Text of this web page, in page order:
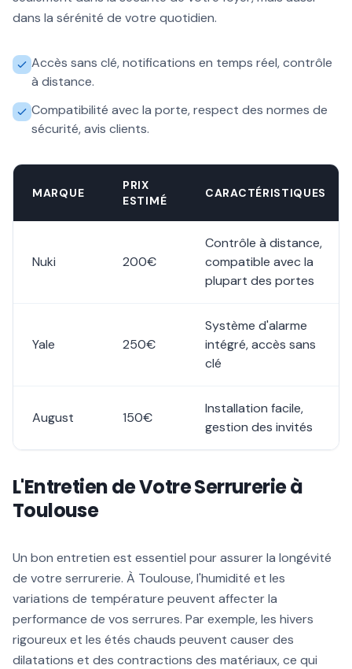
dans la sérénité de votre quotidien.
Accès sans clé, notifications en temps réel, contrôle
à distance.
Compatibilité avec la porte, respect des normes de
sécurité, avis clients.
MARQUE
PRIX
ESTIMÉ
CARACTÉRISTIQUES
Nuki 200€
Contrôle à distance,
compatible avec la
plupart des portes
Yale 250€
Système d'alarme
intégré, accès sans
clé
August 150€
Installation facile,
gestion des invités
L'Entretien de Votre Serrurerie à
Toulouse
Un bon entretien est essentiel pour assurer la longévité
de votre serrurerie. À Toulouse, l'humidité et les
variations de température peuvent affecter la
performance de vos serrures. Par exemple, les hivers
rigoureux et les étés chauds peuvent causer des
dilatations et des contractions des matériaux, ce qui